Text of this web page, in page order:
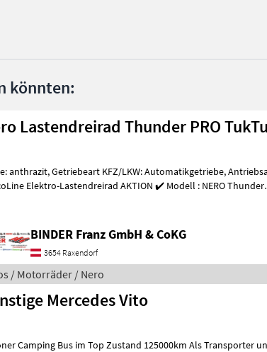
könnten:
Lastendreirad Thunder PRO
anthrazit, Getriebeart KFZ/LKW: Automatikgetriebe,
Elektro-Lastendreirad AKTION ✔️ Modell : NERO Thunder
BINDER Franz GmbH & CoKG
3654 Raxendorf
/ Motorräder / Nero
Mercedes Vito
Camping Bus im Top Zustand 125000km Als Transporter